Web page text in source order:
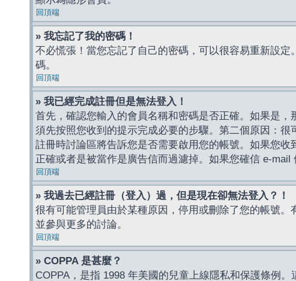
回頂端
» 我忘記了我的密碼！
不必慌張！當您忘記了自己的密碼，可以很容易重新設定
碼。
回頂端
» 我已經完成註冊但是無法登入！
首先，確認您輸入的會員名稱和密碼是否正確。如果是
須先按照您收到的提示完成必要的步驟。第二個原因：
註冊時討論區將告訴您是否需要啟用您的帳號。如果您
正確或者是被當作是廣告信而過濾掉。如果您確信 e-mail
回頂端
» 我過去已經註冊（登入）過，但是現在卻無法登入？！
很有可能管理員由於某種原因，停用或刪除了您的帳號
並參與更多的討論。
回頂端
» COPPA 是甚麼？
COPPA，是指 1998 年美國的兒童上線隱私和保護條例